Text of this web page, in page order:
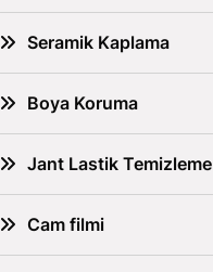
Seramik Kaplama
Boya Koruma
Jant Lastik Temizleme
Cam filmi